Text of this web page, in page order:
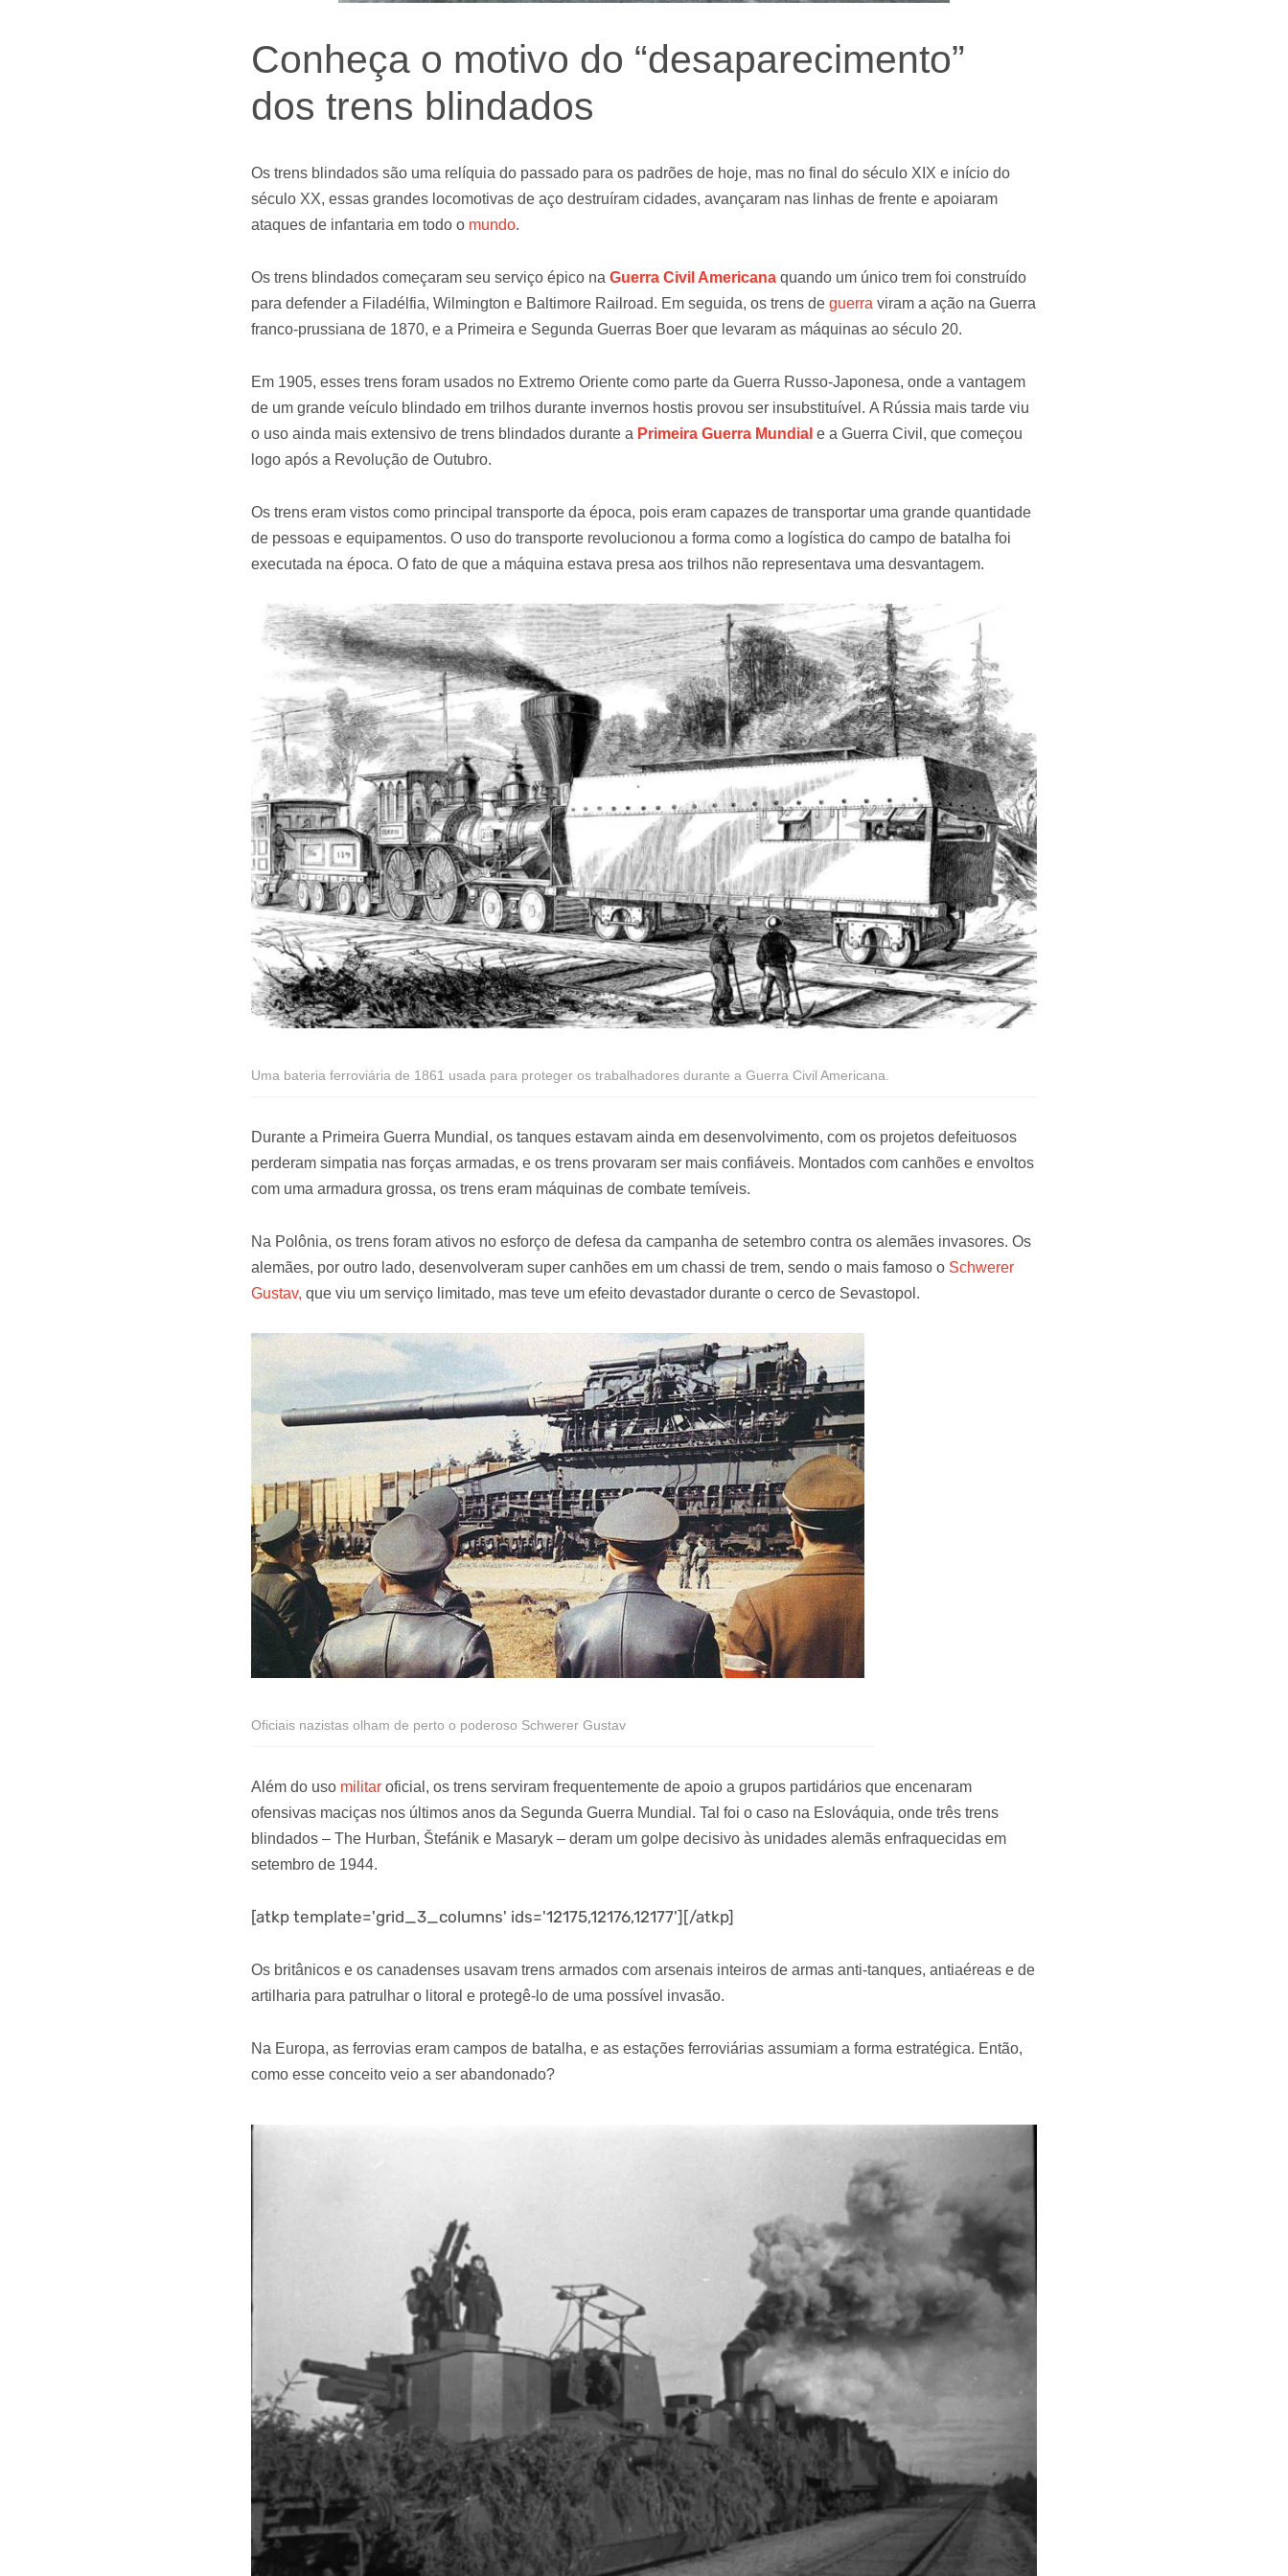
Conheça o motivo do “desaparecimento”
dos trens blindados
Os trens blindados são uma relíquia do passado para os padrões de hoje, mas no final do século XIX e início do
século XX, essas grandes locomotivas de aço destruíram cidades, avançaram nas linhas de frente e apoiaram
ataques de infantaria em todo o mundo.
Os trens blindados começaram seu serviço épico na Guerra Civil Americana quando um único trem foi construído
para defender a Filadélfia, Wilmington e Baltimore Railroad. Em seguida, os trens de guerra viram a ação na Guerra
franco-prussiana de 1870, e a Primeira e Segunda Guerras Boer que levaram as máquinas ao século 20.
Em 1905, esses trens foram usados ​​no Extremo Oriente como parte da Guerra Russo-Japonesa, onde a vantagem
de um grande veículo blindado em trilhos durante invernos hostis provou ser insubstituível. A Rússia mais tarde viu
o uso ainda mais extensivo de trens blindados durante a Primeira Guerra Mundial e a Guerra Civil, que começou
logo após a Revolução de Outubro.
Os trens eram vistos como principal transporte da época, pois eram capazes de transportar uma grande quantidade
de pessoas e equipamentos. O uso do transporte revolucionou a forma como a logística do campo de batalha foi
executada na época. O fato de que a máquina estava presa aos trilhos não representava uma desvantagem.
Uma bateria ferroviária de 1861 usada para proteger os trabalhadores durante a Guerra Civil Americana.
Durante a Primeira Guerra Mundial, os tanques estavam ainda em desenvolvimento, com os projetos defeituosos
perderam simpatia nas forças armadas, e os trens provaram ser mais confiáveis. Montados com canhões e envoltos
com uma armadura grossa, os trens eram máquinas de combate temíveis.
Na Polônia, os trens foram ativos no esforço de defesa da campanha de setembro contra os alemães invasores. Os
alemães, por outro lado, desenvolveram super canhões em um chassi de trem, sendo o mais famoso o Schwerer
Gustav, que viu um serviço limitado, mas teve um efeito devastador durante o cerco de Sevastopol.
Oficiais nazistas olham de perto o poderoso Schwerer Gustav
Além do uso militar oficial, os trens serviram frequentemente de apoio a grupos partidários que encenaram
ofensivas maciças nos últimos anos da Segunda Guerra Mundial. Tal foi o caso na Eslováquia, onde três trens
blindados – The Hurban, Štefánik e Masaryk – deram um golpe decisivo às unidades alemãs enfraquecidas em
setembro de 1944.
[atkp template='grid_3_columns' ids='12175,12176,12177'][/atkp]
Os britânicos e os canadenses usavam trens armados com arsenais inteiros de armas anti-tanques, antiaéreas e de
artilharia para patrulhar o litoral e protegê-lo de uma possível invasão.
Na Europa, as ferrovias eram campos de batalha, e as estações ferroviárias assumiam a forma estratégica. Então,
como esse conceito veio a ser abandonado?